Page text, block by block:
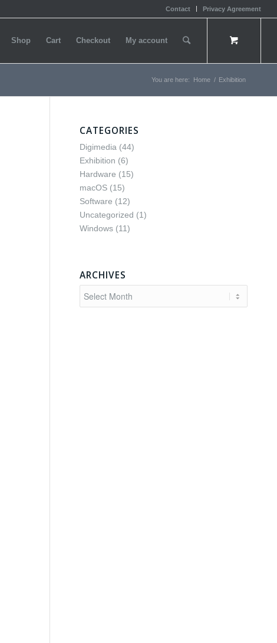
Contact Privacy Agreement
Shop Cart Checkout My account
You are here: Home / Exhibition
CATEGORIES
Digimedia (44)
Exhibition (6)
Hardware (15)
macOS (15)
Software (12)
Uncategorized (1)
Windows (11)
ARCHIVES